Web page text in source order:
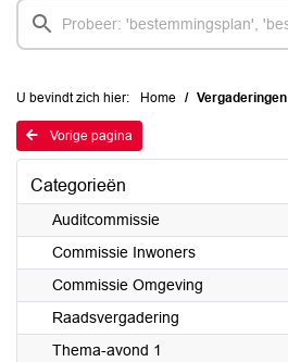
U bevindt zich hier: Home Vergaderingen
Vorige pagina
Categorieën
Auditcommissie
Commissie Inwoners
Commissie Omgeving
Raadsvergadering
Thema-avond 1